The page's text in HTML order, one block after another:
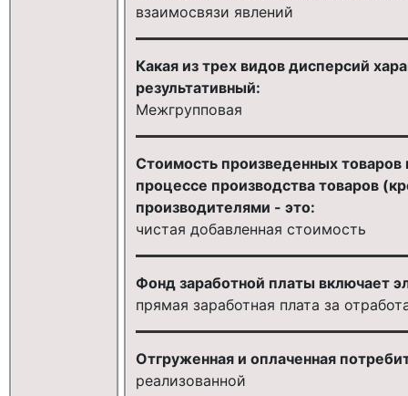
взаимосвязи явлений
Какая из трех видов дисперсий
результативный:
Межгрупповая
Стоимость произведенных
процессе производства товаров
производителями - это:
чистая добавленная стоимость
Фонд заработной платы включает
прямая заработная плата за
Отгруженная и оплаченная
реализованной